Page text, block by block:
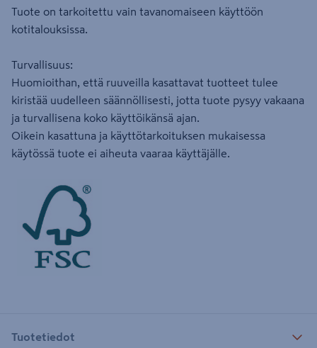
Tuote on tarkoitettu vain tavanomaiseen käyttöön
kotitalouksissa.
Turvallisuus:
Huomioithan, että ruuveilla kasattavat tuotteet tulee
kiristää uudelleen säännöllisesti, jotta tuote pysyy vakaana
ja turvallisena koko käyttöikänsä ajan.
Oikein kasattuna ja käyttötarkoituksen mukaisessa
käytössä tuote ei aiheuta vaaraa käyttäjälle.
Tuotetiedot